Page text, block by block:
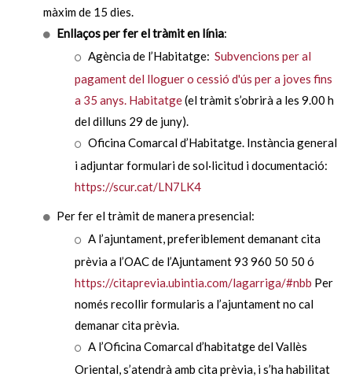
màxim de 15 dies.
Enllaços per fer el tràmit en línia:
Agència de l’Habitatge: Subvencions per al
pagament del lloguer o cessió d'ús per a joves fins
a 35 anys. Habitatge(el tràmit s’obrirà a les 9.00 h
del dilluns 29 de juny).
Oficina Comarcal d’Habitatge. Instància general
i adjuntar formulari de sol·licitud i documentació:
https://scur.cat/LN7LK4
Per fer el tràmit de manera presencial:
A l’ajuntament, preferiblement demanant cita
prèvia a l’OAC de l’Ajuntament 93 960 50 50 ó
https://citaprevia.ubintia.com/lagarriga/#nbb Per
només recollir formularis a l’ajuntament no cal
demanar cita prèvia.
A l’Oficina Comarcal d’habitatge del Vallès
Oriental, s’atendrà amb cita prèvia, i s’ha habilitat